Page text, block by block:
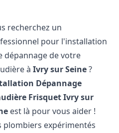
recherchez un
pour l'installation
dépannage de votre
àIvry sur Seine?
Dépannage
FrisquetIvry sur
est là pour vous aider !
plombiers expérimentés